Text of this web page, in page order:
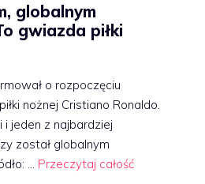
globalnym
gwiazda piłki
o rozpoczęciu
nożnej Cristiano Ronaldo.
jeden z najbardziej
został globalnym
… Przeczytaj całość